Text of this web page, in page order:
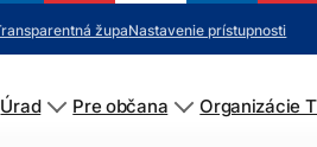
župaNastavenie prístupnosti
Úrad Pre občana Organizácie